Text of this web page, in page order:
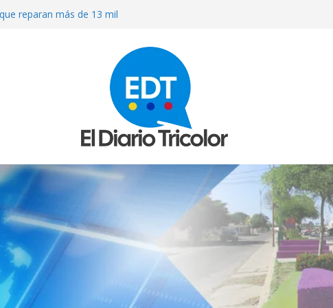
reparan más de 13 mil
a que atienda las necesidades
MEDICINAS EN FARMACIAS DE
DE MEDICAMENTOS
AL QUE INVADIERON LA CASA